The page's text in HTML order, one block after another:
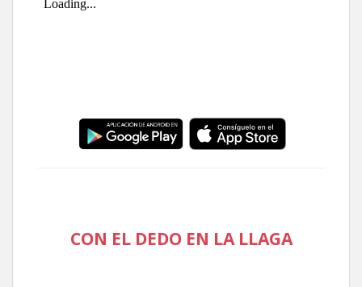
CON EL DEDO EN LA LLAGA